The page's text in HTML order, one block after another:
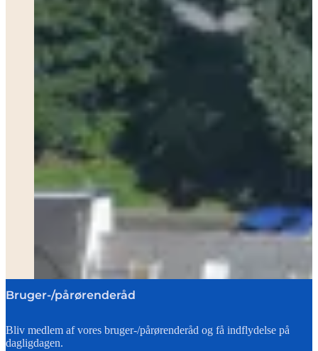
Bruger-/pårørenderåd
Bliv medlem af vores bruger-/pårørenderåd og få indflydelse på
dagligdagen.